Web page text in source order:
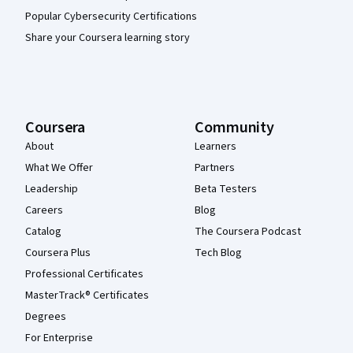
Popular Cybersecurity Certifications
Share your Coursera learning story
Coursera
About
What We Offer
Leadership
Careers
Catalog
Coursera Plus
Professional Certificates
MasterTrack® Certificates
Degrees
For Enterprise
Community
Learners
Partners
Beta Testers
Blog
The Coursera Podcast
Tech Blog